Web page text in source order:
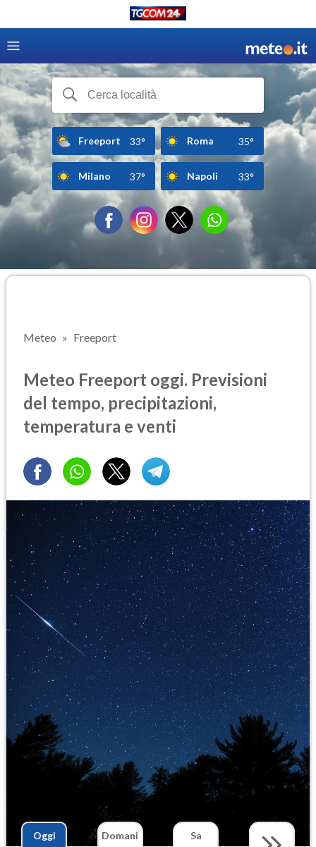
Freeport 33° Roma 35°
Milano 37° Napoli 33°
Meteo Freeport
Meteo Freeport oggi. Previsioni
del tempo, precipitazioni,
temperatura e venti
Oggi
Domani
Sa